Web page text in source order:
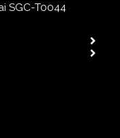
SGC-T0044